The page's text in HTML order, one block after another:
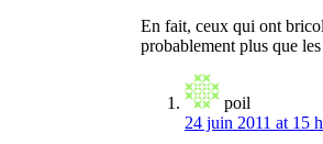
En fait, ceux qui ont
probablement plus que les
poil
24 juin 2011 at 15